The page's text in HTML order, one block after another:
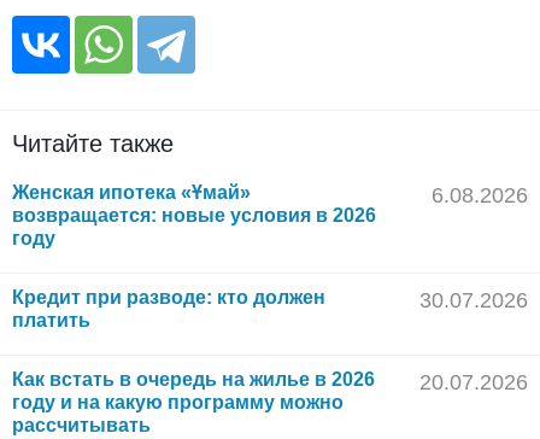
Читайте также
Женская ипотека «Ұмай»
возвращается: новые условия в 2026
году
6.08.2026
Кредит при разводе: кто должен
платить
30.07.2026
Как встать в очередь на жилье в 2026
году и на какую программу можно
рассчитывать
20.07.2026